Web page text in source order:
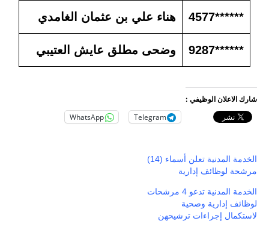
******4577 هناء علي بن عثمان الغامدي
******9287 وضحى مطلق عايش العتيبي
شارك الاعلان الوظيفي :
Telegram
WhatsApp
الخدمة المدنية تعلن أسماء (14)
مرشحة لوظائف إدارية
الخدمة المدنية تدعو 4 مرشحات
لوظائف إدارية وصحية
لاستكمال إجراءات ترشيحهن